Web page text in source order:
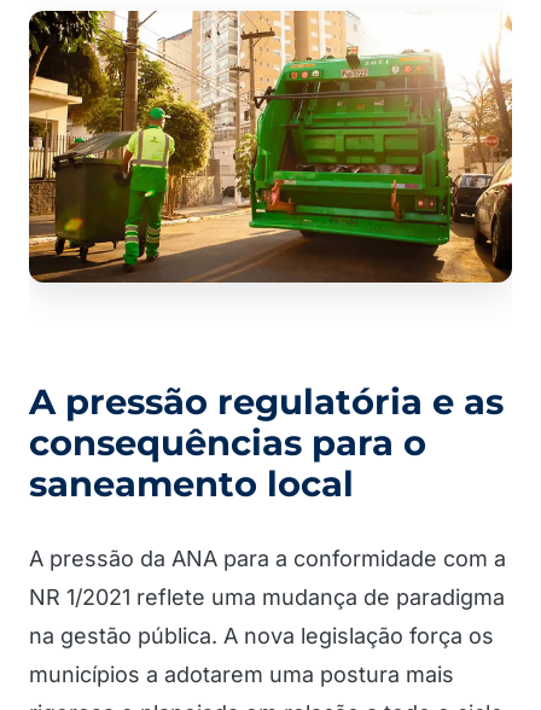
A pressão regulatória e as
consequências para o
saneamento local
A pressão da ANA para a conformidade com a
NR 1/2021 reflete uma mudança de paradigma
na gestão pública. A nova legislação força os
municípios a adotarem uma postura mais